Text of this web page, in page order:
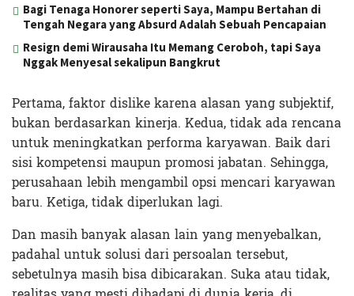
Bagi Tenaga Honorer seperti Saya, Mampu Bertahan di
Tengah Negara yang Absurd Adalah Sebuah Pencapaian
Resign demi Wirausaha Itu Memang Ceroboh, tapi Saya
Nggak Menyesal sekalipun Bangkrut
Pertama, faktor dislike karena alasan yang subjektif,
bukan berdasarkan kinerja. Kedua, tidak ada rencana
untuk meningkatkan performa karyawan. Baik dari
sisi kompetensi maupun promosi jabatan. Sehingga,
perusahaan lebih mengambil opsi mencari karyawan
baru. Ketiga, tidak diperlukan lagi.
Dan masih banyak alasan lain yang menyebalkan,
padahal untuk solusi dari persoalan tersebut,
sebetulnya masih bisa dibicarakan. Suka atau tidak,